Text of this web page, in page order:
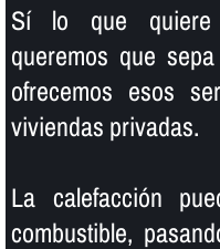
Sí­ lo que quiere
queremos que
ofrecemos esos
viviendas privadas.
La calefacción
combustible,